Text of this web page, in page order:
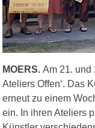
MOERS. Am 21. und
Ateliers Offen‘. Das
erneut zu einem
ein. In ihren Ateliers